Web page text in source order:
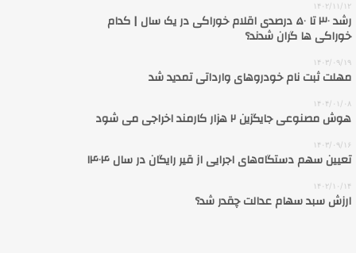
۱۴۰۲/۱۱/۱۲
رشد ۳۰ تا ۵۰ درصدی اقلام خوراکی در یک سال | کدام
خوراکی‌ ها گران شدند؟
۱۴۰۳/۰۹/۱۹
مهلت ثبت نام خودروهای وارداتی تمدید شد
۱۴۰۴/۰۱/۰۸
هوش مصنوعی جایگزین ۲ هزار کارمند اخراجی می شود
۱۴۰۳/۰۹/۱۶
تعیین سهم دستگاه‌های اجرایی از قیر رایگان در سال ۱۴۰۴
۱۴۰۲/۱۰/۱۴
ارزش سبد سهام عدالت چقدر شد؟